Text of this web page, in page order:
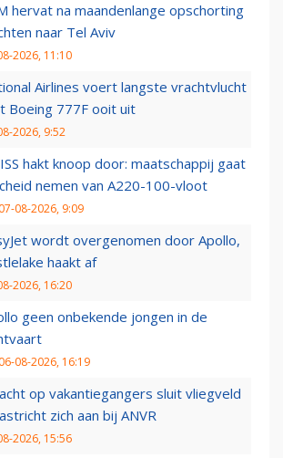
hervat na maandenlange opschorting
naar Tel Aviv
2026, 11:10
Airlines voert langste vrachtvlucht
Boeing 777F ooit uit
2026, 9:52
hakt knoop door: maatschappij gaat
nemen van A220-100-vloot
07-08-2026, 9:09
wordt overgenomen door Apollo,
haakt af
2026, 16:20
geen onbekende jongen in de
06-08-2026, 16:19
op vakantiegangers sluit vliegveld
zich aan bij ANVR
2026, 15:56